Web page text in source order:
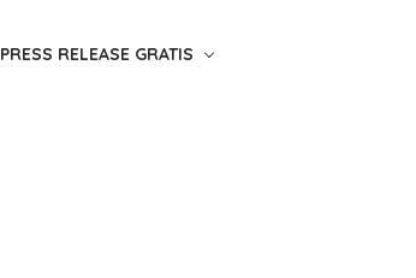
PRESS RELEASE GRATIS